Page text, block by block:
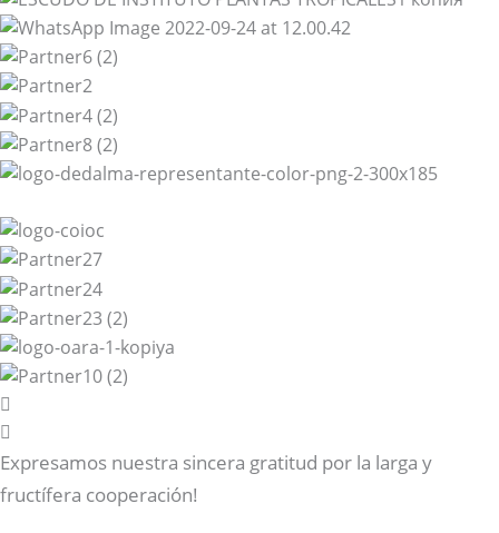
Expresamos nuestra sincera gratitud por la larga y
fructífera cooperación!